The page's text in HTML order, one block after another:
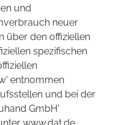
und
neuer
über den offiziellen
spezifischen
entnommen
und bei der
GmbH'
www.dat.de.